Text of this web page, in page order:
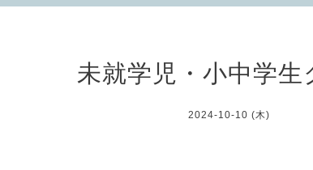
未就学児・小中学生
2024-10-10 (木)